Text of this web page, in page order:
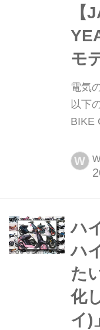
【
モ
電気
以下
BIKE
イ』
の人
を開
ルで
と最
加で
W
ハ
ハ
た
化
イ)